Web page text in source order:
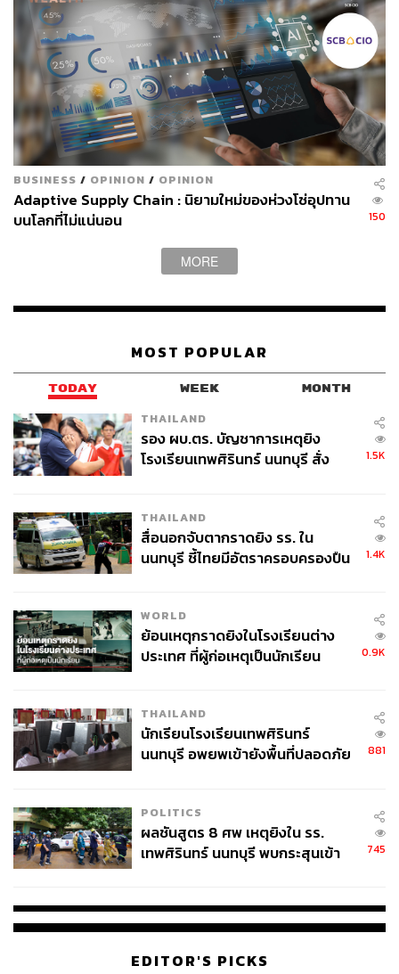
ความปลอดภัยของข้อมูลได้ดียิ่งขึ้น:
การออกแบบระบบควบคุมดูแลที่แข็งแกร่ง จะช่วยให้องค์กร
สามารถดำเนินการกับข้อมูลได้อย่างปลอดภัย ทำให้องค์กร
สามารถนำข้อมูลเชิงลึกที่ขับเคลื่อนด้วย AI มาใช้ประโยชน์
ได้อย่างมีประสิทธิภาพ ระบบควบคุมข้อมูลต่างๆ เช่น การ
กำหนดสิทธิ์การใช้งาน, การควบคุมการเข้าถึงข้อมูล, การ
จำแนกประเภทข้อมูลด้วย Metadata Fields จะช่วยเสริม
สร้างความสามารถให้ทั้งมนุษย์และโมเดล AI รักษาความ
ปลอดภัยและจัดการข้อมูลที่มีความละเอียดอ่อนได้ดียิ่งขึ้น
การปฏิวัติเทคโนโลยีด้าน AI ที่กำลังเกิดขึ้น ไม่เพียงเกี่ยวข้อง
สร้างความสามารถของมนุษย์ต่อการควบคุมและใช้งาน AI
เมื่อ AI และมนุษย์ร่วมมือกันพัฒนาและทำงานร่วมกัน เราจะ
สามารถใช้ประโยชน์จากความสามารถของ AI ในขณะที่
มนุษย์สามารถทำในสิ่งที่เราถนัดซึ่งก็คือ การสร้างสรรค์ การ
ใช้วิจารณญาณ และเชื่อมโยงกันได้อย่างลึกซึ้งมากขึ้น
การผสมผสานระหว่าง AI และมนุษย์อย่างเหมาะสม จะช่วย
เต็มศักยภาพ และท้ายที่สุดคือ ทำให้ AI น่าเชื่อถือและได้รับ
ความไว้วางใจในการทำงานมากยิ่งขึ้น
สามารถติดตาม THE STANDARD WEALTH
ผ่านแอปพลิเคชันต่างๆ ที่คุณสะดวกหรือใช้งานอยู่แล้วได้เลย
TAGS: Generative AI
Opinion
การทำงาน Salesforce
BUSINESS / OPINION / OPINION
Adaptive Supply Chain : นิยามใหม่ของห่วงโซ่อุปทาน
บนโลกที่ไม่แน่นอน
150
MORE
MOST POPULAR
TODAY WEEK MONTH
THAILAND
รอง ผบ.ตร. บัญชาการเหตุยิง
โรงเรียนเทพศิรินทร์ นนทบุรี สั่ง
1.5K
THAILAND
สื่อนอกจับตากราดยิง รร. ใน
นนทบุรี ชี้ไทยมีอัตราครอบครองปืน
1.4K
WORLD
ย้อนเหตุกราดยิงในโรงเรียนต่าง
ประเทศ ที่ผู้ก่อเหตุเป็นนักเรียน
0.9K
THAILAND
นักเรียนโรงเรียนเทพศิรินทร์
นนทบุรี อพยพเข้ายังพื้นที่ปลอดภัย
881
POLITICS
ผลชันสูตร 8 ศพ เหตุยิงใน รร.
เทพศิรินทร์ นนทบุรี พบกระสุนเข้า
745
EDITOR'S PICKS